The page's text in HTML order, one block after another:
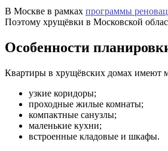
В Москве в рамках программы
Поэтому хрущёвки в Московской
Особенности
Квартиры в хрущёвских домах имеют
узкие коридоры;
проходные жилые комнаты;
компактные санузлы;
маленькие кухни;
встроенные кладовые и шкафы.